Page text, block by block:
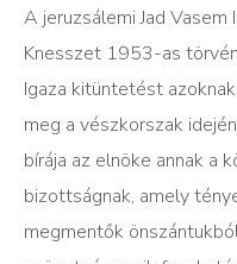
A jeruzsálemi Jad
Knesszet 1953-as
Igaza kitüntetést
meg a vészkorszak
bírája az elnöke annak a
bizottságnak, amely
megmentők